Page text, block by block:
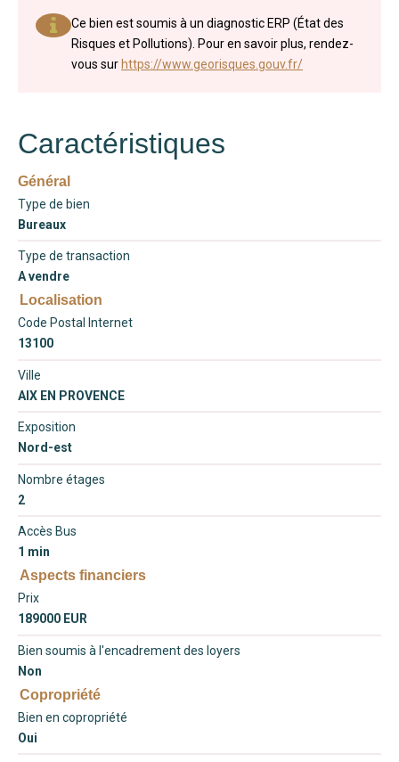
Ce bien est soumis à un diagnostic ERP (État des
Risques et Pollutions). Pour en savoir plus, rendez-
vous surhttps://www.georisques.gouv.fr/
Caractéristiques
Général
Type de bien
Bureaux
Type de transaction
A vendre
Localisation
Code Postal Internet
13100
Ville
AIX EN PROVENCE
Exposition
Nord-est
Nombre étages
2
Accès Bus
1 min
Aspects financiers
Prix
189000 EUR
Bien soumis à l'encadrement des loyers
Non
Copropriété
Bien en copropriété
Oui